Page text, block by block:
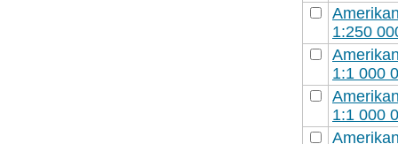
1:250
1:1 000
1:1 000